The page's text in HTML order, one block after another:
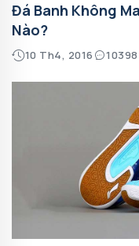
Đá Banh Không
Nào?
10 Th4, 2016